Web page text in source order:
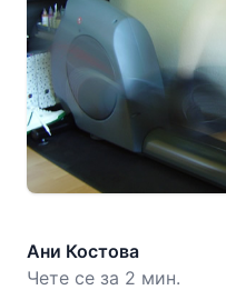
Ани Костова
Чете се за 2 мин.